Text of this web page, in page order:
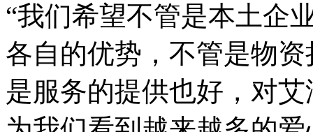
“我们希望不管是本土企
各自的优势，不管是物
是服务的提供也好，对